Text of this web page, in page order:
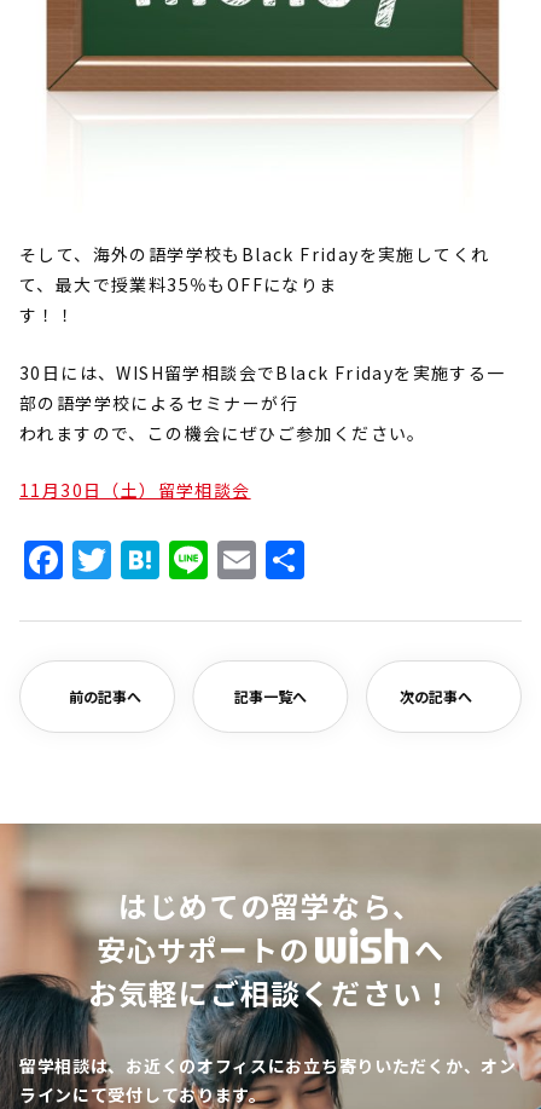
そして、海外の語学学校もBlack Fridayを実施してくれ
て、最大で授業料35％もOFFになりま
す！！
30日には、WISH留学相談会でBlack Fridayを実施する一
部の語学学校によるセミナーが行
われますので、この機会にぜひご参加ください。
11月30日（土）留学相談会
Facebook
Twitter
Hatena
LineEmail
前の記事へ 記事一覧へ 次の記事へ
はじめての留学なら、
安心サポートの
へ
お気軽にご相談ください！
留学相談は、お近くのオフィスにお立ち寄りいただくか、オン
ラインにて受付しております。